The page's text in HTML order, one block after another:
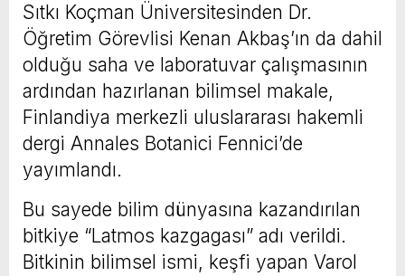
Sıtkı Koçman Üniversitesinden Dr.
Öğretim Görevlisi Kenan Akbaş’ın da dahil
olduğu saha ve laboratuvar çalışmasının
ardından hazırlanan bilimsel makale,
Finlandiya merkezli uluslararası hakemli
dergi Annales Botanici Fennici’de
yayımlandı.
Bu sayede bilim dünyasına kazandırılan
bitkiye “Latmos kazgagası” adı verildi.
Bitkinin bilimsel ismi, keşfi yapan Varol